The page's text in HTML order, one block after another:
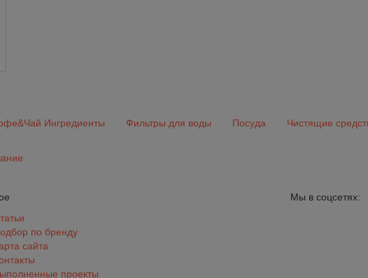
Ингредиенты Фильтры для воды Посуда Чистящие
по бренду
сайта
проекты
Мы в соцсетях: